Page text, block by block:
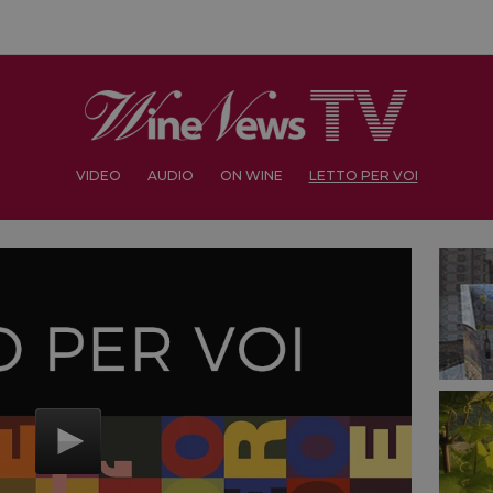
VIDEO AUDIO ON WINE LETTO PER VOI